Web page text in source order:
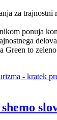
za trajnostni
ponuja
Green to
- kratek